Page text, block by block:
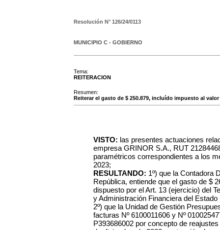
Resolución N° 126/24/0113
MUNICIPIO C - GOBIERNO
Tema:
REITERACION
Resumen:
Reiterar el gasto de $ 250.879, incluído impuesto al
VISTO: las presentes actuaciones
empresa GRINOR S.A., RUT
paramétricos correspondientes a los
2023;
RESULTANDO: 1º) que la Contadora
República, entiende que el gasto de $
dispuesto por el Art. 13 (ejercicio) del
y Administración Financiera del
2º) que la Unidad de Gestión
facturas Nº 6100011606 y Nº
P393686002 por concepto de